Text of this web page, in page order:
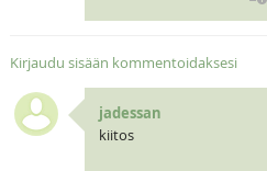
Kirjaudu sisään kommentoidaksesi
jadessan
kiitos